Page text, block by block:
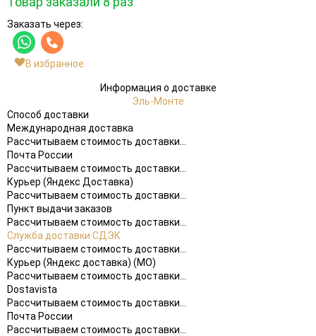
Заказать через:
В избранное
Информация о доставке
Эль-Монте
Способ доставки
Международная доставка
Рассчитываем стоимость доставки...
Почта России
Рассчитываем стоимость доставки...
Курьер (Яндекс Доставка)
Рассчитываем стоимость доставки...
Пункт выдачи заказов
Рассчитываем стоимость доставки...
Служба доставки СДЭК
Рассчитываем стоимость доставки...
Курьер (Яндекс доставка) (МО)
Рассчитываем стоимость доставки...
Dostavista
Рассчитываем стоимость доставки...
Почта России
Рассчитываем стоимость доставки...